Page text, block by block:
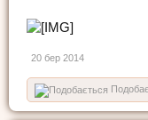
20 бер 2014